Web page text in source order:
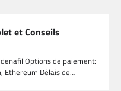
et Conseils
Options de paiement:
Ethereum Délais de…